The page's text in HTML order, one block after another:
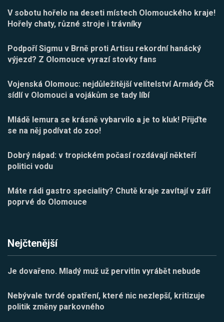
V sobotu hořelo na deseti místech Olomouckého kraje!
Hořely chaty, různé stroje i trávníky
Podpoří Sigmu v Brně proti Artisu rekordní hanácký
výjezd? Z Olomouce vyrazí stovky fans
Vojenská Olomouc: nejdůležitější velitelství Armády ČR
sídlí v Olomouci a vojákům se tady líbí
Mládě lemura se krásně vybarvilo a je to kluk! Přijďte
se na něj podívat do zoo!
Dobrý nápad: v tropickém počasí rozdávají někteří
politici vodu
Máte rádi gastro speciality? Chutě kraje zavítají v září
poprvé do Olomouce
Nejčtenější
Je dovařeno. Mladý muž už pervitin vyrábět nebude
Nebývale tvrdé opatření, které nic nezlepší, kritizuje
politik změny parkovného